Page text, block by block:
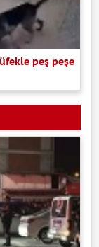
peş peşe